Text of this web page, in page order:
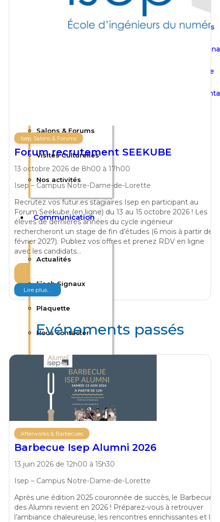
Salons & Forums
Visites Culturelles
Nos activités
Communication
Actualités
Flash Signaux
Plaquette
Nous contacter
F.A.Q
Communication
Actualités
Flash
Plaquette
Nous
Isep, Salons & Forums
Forum recrutement SEEKUBE
13 octobre 2026 de 8h00 à 17h00
Isep – Campus Notre-Dame-de-Lorette
Recrutez vos futur.es stagiaires Isep en participant au
Forum Seekube (en ligne) du 13 au 15 octobre 2026 ! Les
élèves de dernières années du cycle ingénieur
rechercheront un stage de fin d’études (6 mois à partir de
février 2027). Publiez vos offres et prenez RDV en ligne
avec les candidats…
Oct
Lire plus...
Evénements passés
Afterworks & Barbecues
Barbecue Isep Alumni 2026
13 juin 2026 de 12h00 à 15h30
Isep – Campus Notre-Dame-de-Lorette
Après une édition 2025 couronnée de succès, le Barbecue
des Alumni revient en 2026 ! Préparez-vous à retrouver
l’ambiance chaleureuse, les rencontres enrichissantes et la